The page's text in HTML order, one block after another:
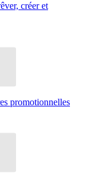
créer et
promotionnelles